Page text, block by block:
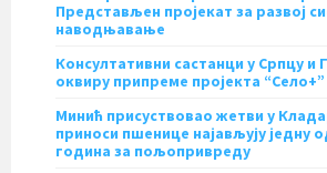
Представљен пројекат за развој
наводњавање
Консултативни састанци у Српцу и
оквиру припреме пројекта “Село+”
Минић присуствовао жетви у
приноси пшенице најављују једну
година за пољопривреду